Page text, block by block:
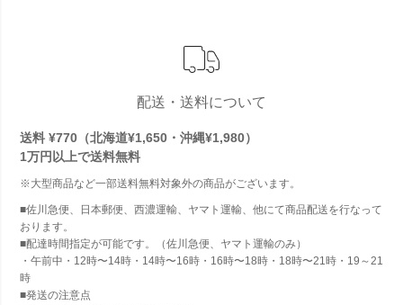
配送・送料について
送料 ¥770（北海道¥1,650・沖縄¥1,980）
1万円以上で送料無料
※大型商品など一部送料無料対象外の商品がございます。
■佐川急便、日本郵便、西濃運輸、ヤマト運輸、他にて商品配送を行なって
おります。
■配達時間指定が可能です。（佐川急便、ヤマト運輸のみ）
・午前中・12時〜14時・14時〜16時・16時〜18時・18時〜21時・19～21
時
■発送の注意点